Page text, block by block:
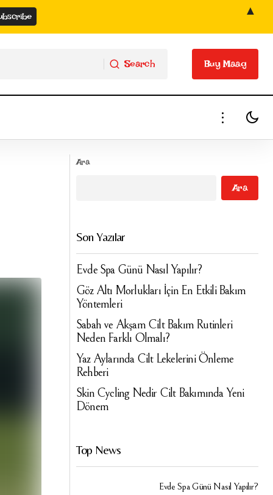
Search Buy Maag
Buy Maag
Ara
Ara
Son Yazılar
Evde Spa Günü Nasıl Yapılır?
Göz Altı Morlukları İçin En Etkili Bakım
Yöntemleri
Sabah ve Akşam Cilt Bakım Rutinleri
Neden Farklı Olmalı?
Yaz Aylarında Cilt Lekelerini Önleme
Rehberi
Skin Cycling Nedir Cilt Bakımında Yeni
Dönem
Top News
Evde Spa Günü Nasıl Yapılır?
▲